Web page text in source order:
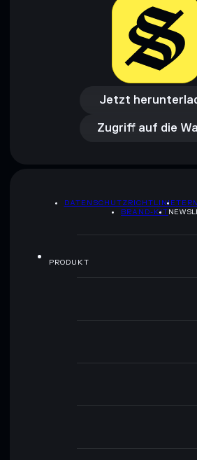
Jetzt
Jetzt
Zugriff auf die
Zugriff auf die
DATENSCHUTZRICHTLINIE
BRAND-KIT
PRODUKT